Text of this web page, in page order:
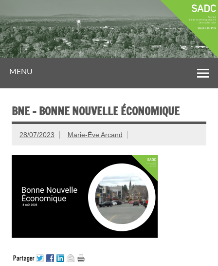
MENU
BNE – BONNE NOUVELLE ÉCONOMIQUE
28/07/2023 Marie-Ève Arcand